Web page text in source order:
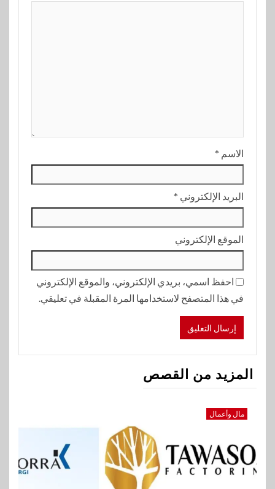
الاسم *
البريد الإلكتروني *
الموقع الإلكتروني
احفظ اسمي، بريدي الإلكتروني، والموقع الإلكتروني
في هذا المتصفح لاستخدامها المرة المقبلة في تعليقي.
المزيد من القصص
مال وأعمال